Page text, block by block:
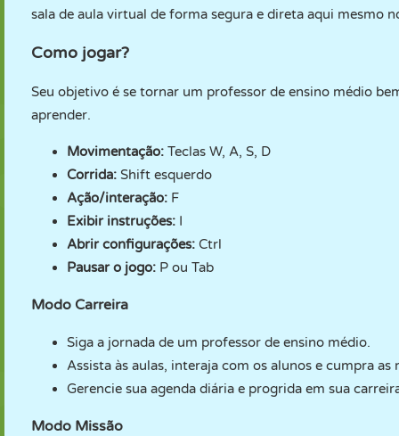
sala de aula virtual de forma segura e direta aqui mesmo
Como jogar?
Seu objetivo é se tornar um professor de ensino médio
aprender.
Movimentação: Teclas W, A, S, D
Corrida: Shift esquerdo
Ação/interação: F
Exibir instruções: I
Abrir configurações: Ctrl
Pausar o jogo: P ou Tab
Modo Carreira
Siga a jornada de um professor de ensino médio.
Assista às aulas, interaja com os alunos e cumpra as
Gerencie sua agenda diária e progrida em sua
Modo Missão